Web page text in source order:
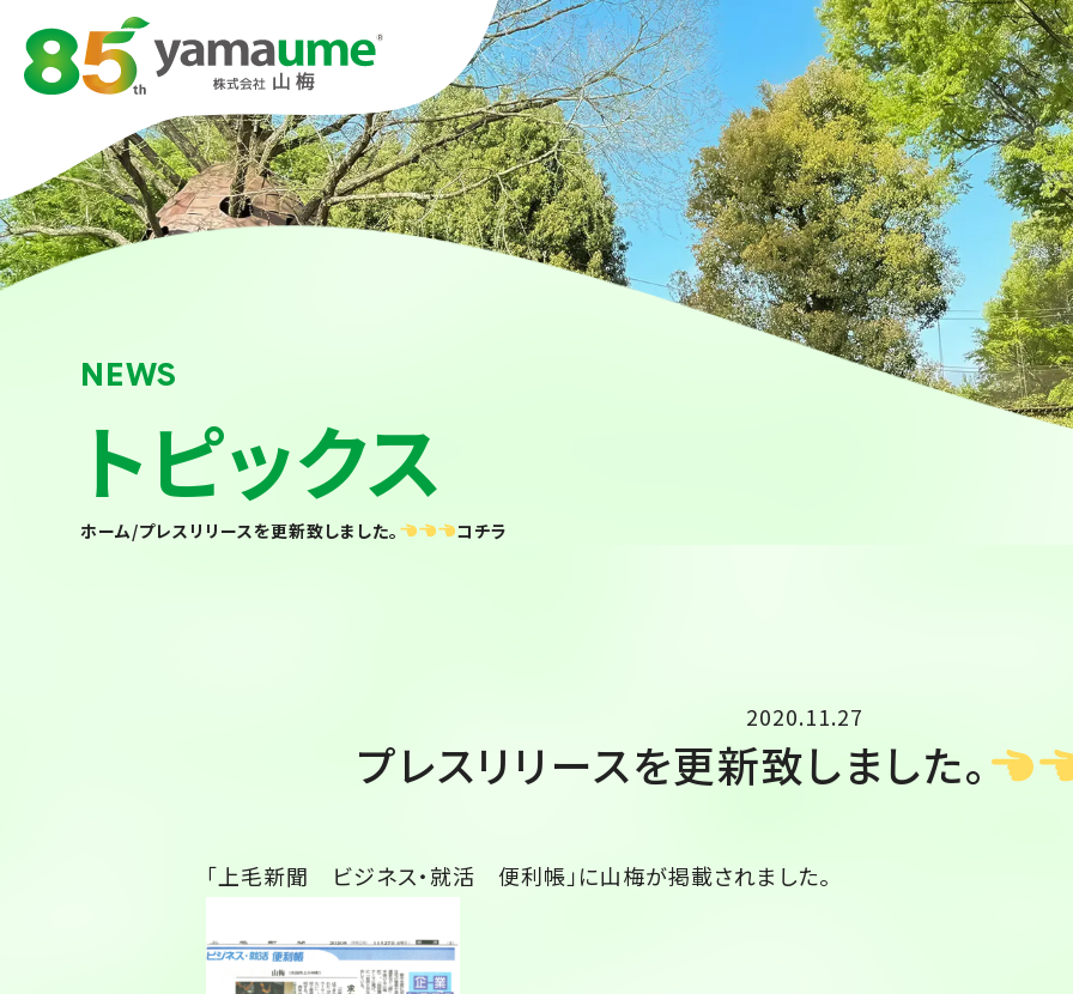
NEWS
トピックス
ホーム/プレスリリースを更新致しました。 コチラ
2020.11.27
プレスリリースを更新致しました。
「上毛新聞 ビジネス・就活 便利帳」に山梅が掲載されました。